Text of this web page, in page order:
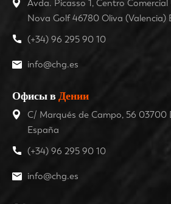
Avda. Picasso 1, Centro
Nova Golf 46780 Oliva (Valencia)
(+34) 96 295 90 10
info@chg.es
Офисы вДении
C/ Marqués de Campo, 56 03700
España
(+34) 96 295 90 10
info@chg.es